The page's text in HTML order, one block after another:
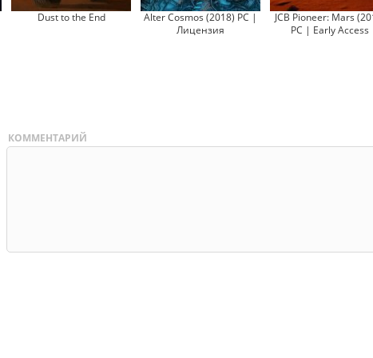
Dust to the End
Alter Cosmos (2018) PC |
Лицензия
JCB Pioneer: Mars
PC | Early Access
КОММЕНТАРИЙ